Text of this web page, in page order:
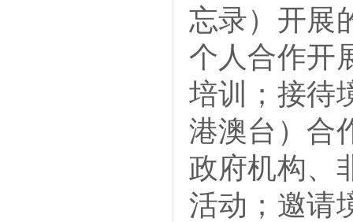
忘录）开展
个人合作开
培训；接待
港澳台）合
政府机构、
活动 ；邀